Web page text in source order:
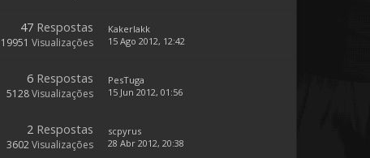
47 Respostas
19951 Visualizações
Kakerlakk
15 Ago 2012, 12:42
6 Respostas
5128Visualizações
PesTuga
15 Jun 2012, 01:56
2 Respostas
3602Visualizações
scpyrus
28 Abr 2012, 20:38